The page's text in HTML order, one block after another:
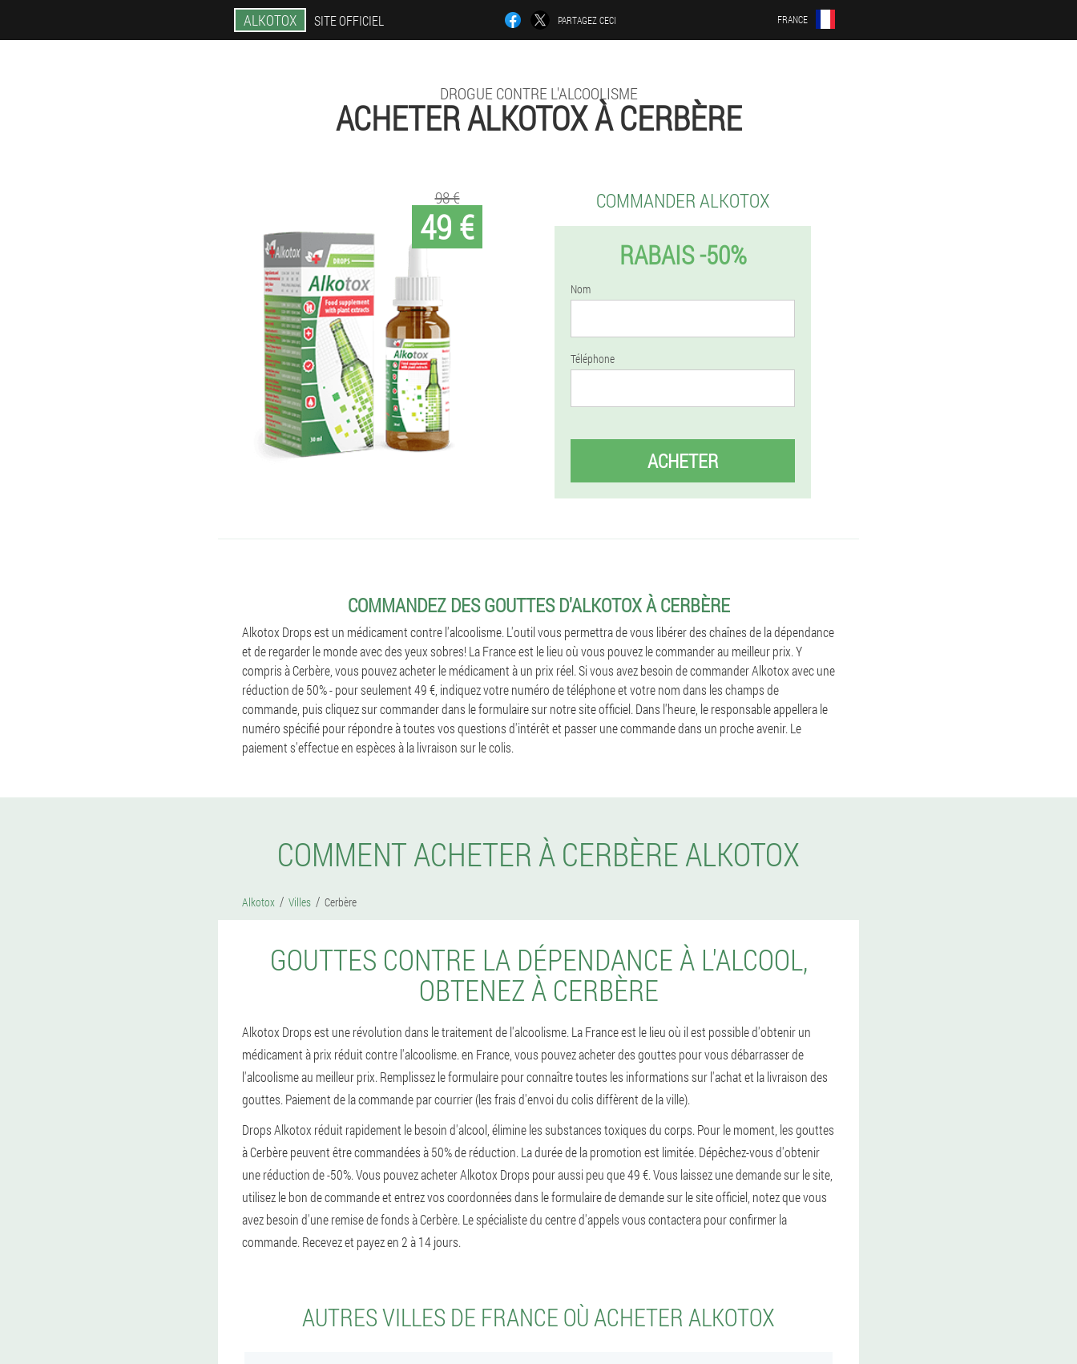
ALKOTOX SITE OFFICIEL PARTAGEZ CECI FRANCE
DROGUE CONTRE L'ALCOOLISME
ACHETER ALKOTOX À CERBÈRE
49 €
98 € COMMANDER ALKOTOX
RABAIS -50%
Nom
Téléphone
ACHETER
COMMANDEZ DES GOUTTES D'ALKOTOX À CERBÈRE
Alkotox Drops est un médicament contre l'alcoolisme. L'outil vous permettra de vous libérer des chaînes de la dépendance
et de regarder le monde avec des yeux sobres! La France est le lieu où vous pouvez le commander au meilleur prix. Y
compris à Cerbère, vous pouvez acheter le médicament à un prix réel. Si vous avez besoin de commander Alkotox avec une
réduction de 50% - pour seulement 49 €, indiquez votre numéro de téléphone et votre nom dans les champs de
commande, puis cliquez sur commander dans le formulaire sur notre site officiel. Dans l'heure, le responsable appellera le
numéro spécifié pour répondre à toutes vos questions d'intérêt et passer une commande dans un proche avenir. Le
paiement s'effectue en espèces à la livraison sur le colis.
COMMENT ACHETER À CERBÈRE ALKOTOX
Alkotox Villes Cerbère
GOUTTES CONTRE LA DÉPENDANCE À L'ALCOOL,
OBTENEZ À CERBÈRE
Alkotox Drops est une révolution dans le traitement de l'alcoolisme. La France est le lieu où il est possible d'obtenir un
médicament à prix réduit contre l'alcoolisme. en France, vous pouvez acheter des gouttes pour vous débarrasser de
l'alcoolisme au meilleur prix. Remplissez le formulaire pour connaître toutes les informations sur l'achat et la livraison des
gouttes. Paiement de la commande par courrier (les frais d'envoi du colis diffèrent de la ville).
Drops Alkotox réduit rapidement le besoin d'alcool, élimine les substances toxiques du corps. Pour le moment, les gouttes
à Cerbère peuvent être commandées à 50% de réduction. La durée de la promotion est limitée. Dépêchez-vous d'obtenir
une réduction de -50%. Vous pouvez acheter Alkotox Drops pour aussi peu que 49 €. Vous laissez une demande sur le site,
utilisez le bon de commande et entrez vos coordonnées dans le formulaire de demande sur le site officiel, notez que vous
avez besoin d'une remise de fonds à Cerbère. Le spécialiste du centre d'appels vous contactera pour confirmer la
commande. Recevez et payez en 2 à 14 jours.
AUTRES VILLES DE FRANCE OÙ ACHETER ALKOTOX